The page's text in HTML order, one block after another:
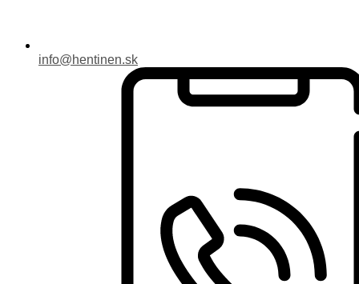
info@hentinen.sk